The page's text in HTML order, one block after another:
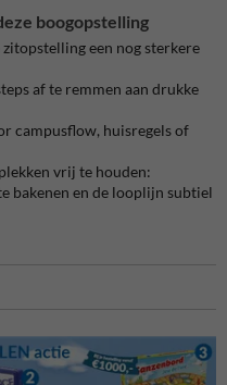
boogopstelling
zitopstelling een nog sterkere
af te remmen aan drukke
campusflow, huisregels of
vrij te houden:
bakenen en de looplijn subtiel